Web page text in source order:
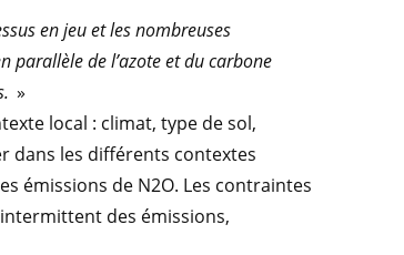
en jeu et les nombreuses
parallèle de l’azote et du carbone
»
local : climat, type de sol,
dans les différents contextes
émissions de N2O. Les contraintes
des émissions,